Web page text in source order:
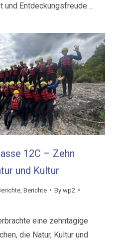
und Entdeckungsfreude…
12C – Zehn
und Kultur
,Berichte Bywp2
eine zehntägige
die Natur, Kultur und